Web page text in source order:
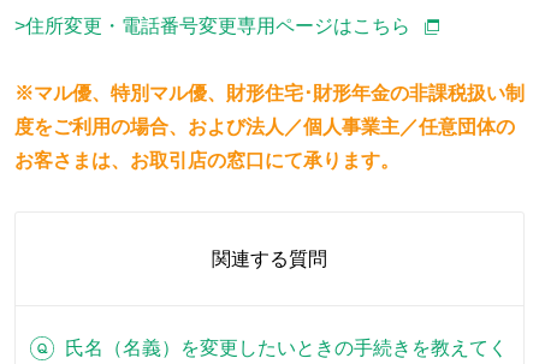
>住所変更・電話番号変更専用ページはこちら
※マル優、特別マル優、財形住宅･財形年金の非課税扱い制
度をご利用の場合、および法人／個人事業主／任意団体の
お客さまは、お取引店の窓口にて承ります。
関連する質問
氏名（名義）を変更したいときの手続きを教えてく